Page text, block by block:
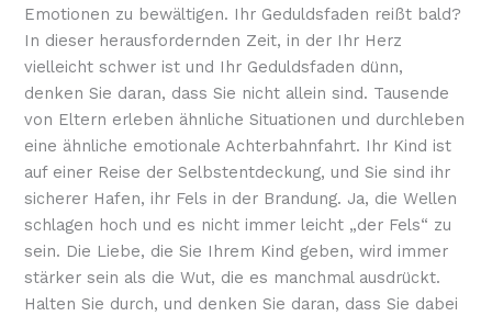
Emotionen zu bewältigen. Ihr Geduldsfaden reißt bald?
In dieser herausfordernden Zeit, in der Ihr Herz
vielleicht schwer ist und Ihr Geduldsfaden dünn,
denken Sie daran, dass Sie nicht allein sind. Tausende
von Eltern erleben ähnliche Situationen und durchleben
eine ähnliche emotionale Achterbahnfahrt. Ihr Kind ist
auf einer Reise der Selbstentdeckung, und Sie sind ihr
sicherer Hafen, ihr Fels in der Brandung. Ja, die Wellen
schlagen hoch und es nicht immer leicht „der Fels“ zu
sein. Die Liebe, die Sie Ihrem Kind geben, wird immer
stärker sein als die Wut, die es manchmal ausdrückt.
Halten Sie durch, und denken Sie daran, dass Sie dabei